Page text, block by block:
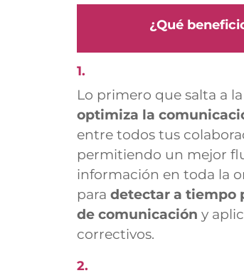
¿Qué
1.
Lo primero que salta a
optimiza la
entre todos tus
permitiendo un mejor
información en toda la
para detectar a tiempo
de comunicación y
correctivos.
2.